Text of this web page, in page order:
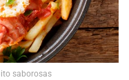
saborosas